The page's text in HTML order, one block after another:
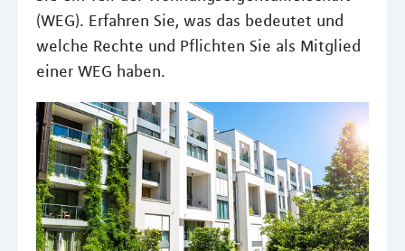
(WEG). Erfahren Sie, was das bedeutet und
welche Rechte und Pflichten Sie als Mitglied
einer WEG haben.